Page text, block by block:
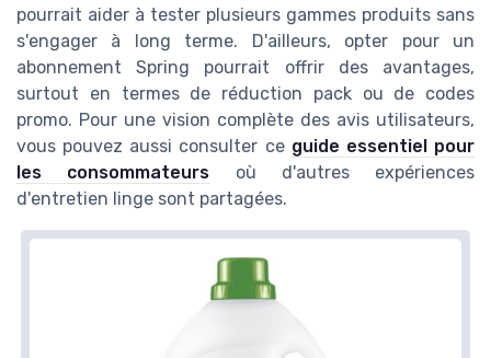
pourrait aider à tester plusieurs gammes produits sans
s'engager à long terme. D'ailleurs, opter pour un
abonnement Spring pourrait offrir des avantages,
surtout en termes de réduction pack ou de codes
promo. Pour une vision complète des avis utilisateurs,
vous pouvez aussi consulter ce guide essentiel pour
les consommateurs où d'autres expériences
d'entretien linge sont partagées.